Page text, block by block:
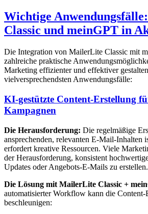
Wichtige
Classic und meinGPT in
Die Integration von MailerLite Classic mit
zahlreiche praktische
Marketing effizienter und effektiver
vielversprechendsten Anwendungsfälle:
KI-gestützte Content-Erstellung
Kampagnen
Die Herausforderung: Die regelmäßige
ansprechenden, relevanten E-Mail-Inhalten
erfordert kreative Ressourcen. Viele
der Herausforderung, konsistent
Updates oder Angebots-E-Mails zu erstellen.
Die Lösung mit MailerLite Classic +
automatisierter Workflow kann die Content-
beschleunigen: